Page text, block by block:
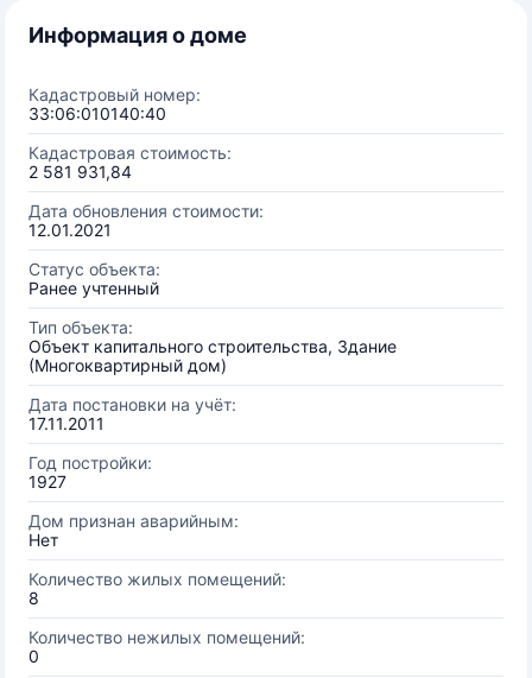
Информация о доме
Кадастровый номер:
33:06:010140:40
Кадастровая стоимость:
2 581 931,84
Дата обновления стоимости:
12.01.2021
Статус объекта:
Ранее учтенный
Тип объекта:
Объект капитального строительства, Здание
(Многоквартирный дом)
Дата постановки на учёт:
17.11.2011
Год постройки:
1927
Дом признан аварийным:
Нет
Количество жилых помещений:
8
Количество нежилых помещений:
0